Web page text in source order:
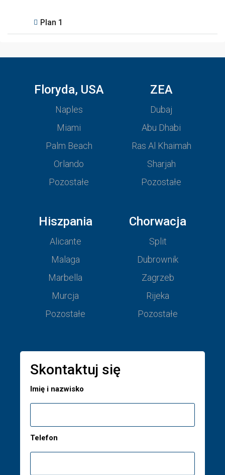
Plan 1
Floryda, USA
Naples
Miami
Palm Beach
Orlando
Pozostałe
ZEA
Dubaj
Abu Dhabi
Ras Al Khaimah
Sharjah
Pozostałe
Hiszpania
Alicante
Malaga
Marbella
Murcja
Pozostałe
Chorwacja
Split
Dubrownik
Zagrzeb
Rijeka
Pozostałe
Skontaktuj się
Imię i nazwisko
Telefon